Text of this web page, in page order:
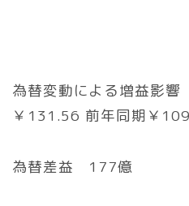
為替変動による増益影響
￥131.56 前年同期￥
為替差益 177億